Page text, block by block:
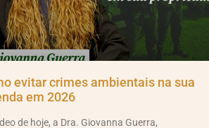
evitar crimes ambientais na sua
em 2026
de hoje, a Dra. Giovanna Guerra,